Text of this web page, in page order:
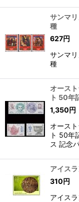
サンマ
種
627円
サンマ
種
オース
ト 50
1,350円
オース
ト 50年
ス 記念
アイス
310円
アイス